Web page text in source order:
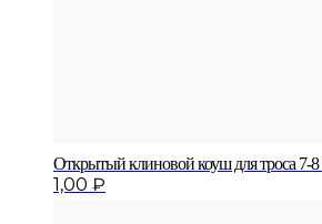
Открытый клиновой коуш для троса 7-
1,00 ₽